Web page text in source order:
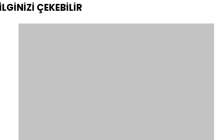
ÇEKEBİLİR